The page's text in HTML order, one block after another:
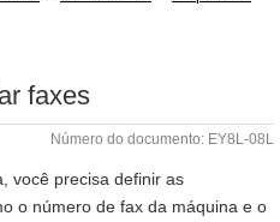
faxes
Número do documento: EY8L-08L
você precisa definir as
o número de fax da máquina e o